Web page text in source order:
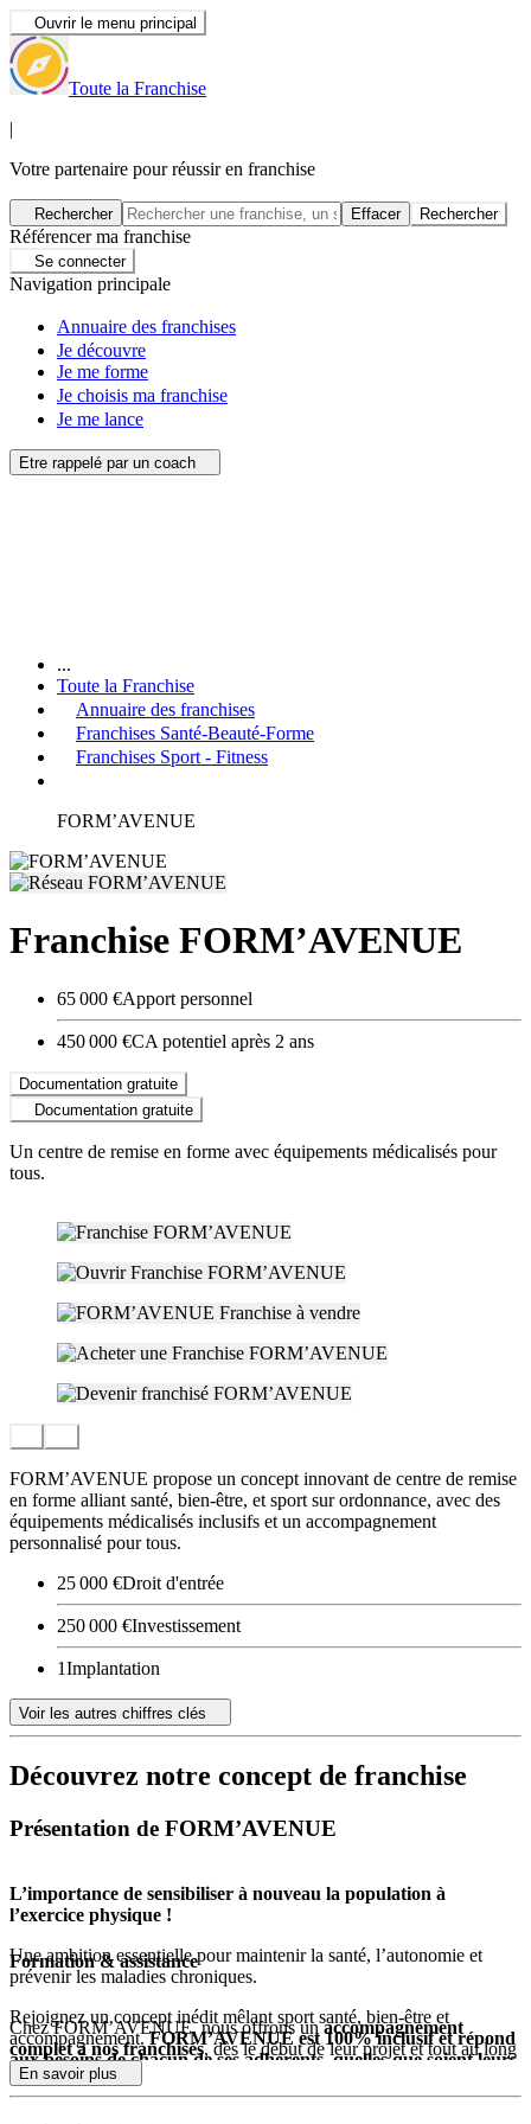
Ouvrir le menu principal
Toute la Franchise
|
Votre partenaire pour réussir en franchise
Rechercher Effacer Rechercher
Référencer ma franchise
Se connecter
Navigation principale
Annuaire des franchises
Je découvre
Je me forme
Je choisis ma franchise
Je me lance
Etre rappelé par un coach
...
Toute la Franchise
Annuaire des franchises
Franchises Santé-Beauté-Forme
Franchises Sport - Fitness
FORM’AVENUE
Franchise FORM’AVENUE
65 000 €Apport personnel
450 000 €CA potentiel après 2 ans
Documentation gratuite
Documentation gratuite
Un centre de remise en forme avec équipements médicalisés pour
tous.
FORM’AVENUE propose un concept innovant de centre de remise
en forme alliant santé, bien-être, et sport sur ordonnance, avec des
équipements médicalisés inclusifs et un accompagnement
personnalisé pour tous.
25 000 €Droit d'entrée
250 000 €Investissement
1Implantation
Voir les autres chiffres clés
Découvrez notre concept de franchise
Présentation de FORM’AVENUE
L’importance de sensibiliser à nouveau la population à
l’exercice physique !
Une ambition essentielle pour maintenir la santé, l’autonomie et
prévenir les maladies chroniques.
Rejoignez un concept inédit mêlant sport santé, bien-être et
accompagnement.FORM’AVENUE est 100% inclusif et répond
aux besoins de chacun de ses adhérents, quelles que soient leurs
orientations sportives ou leur condition physique.
Formation & assistance
Chez FORM’AVENUE, nous offrons unaccompagnement
complet à nos franchisés, dès le début de leur projet et tout au long
de leur activité.
En savoir plus